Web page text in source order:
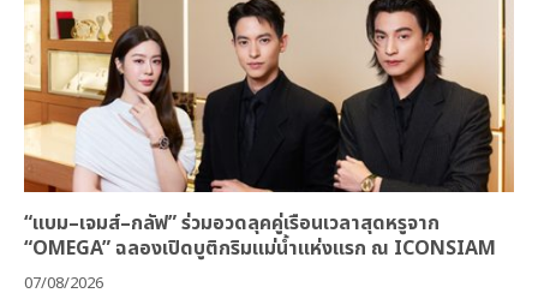
“แบม–เจมส์–กลัฟ” ร่วมอวดลุคคู่เรือนเวลาสุดหรูจาก
“OMEGA” ฉลองเปิดบูติกริมแม่น้ำแห่งแรก ณ ICONSIAM
07/08/2026